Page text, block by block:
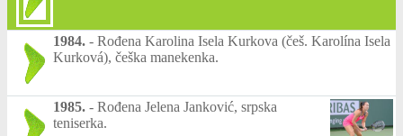
1984. - Rođena Karolina Isela Kurkova (češ. Karolína Isela
Kurková), češka manekenka.
1985. - Rođena Jelena Janković, srpska
teniserka.